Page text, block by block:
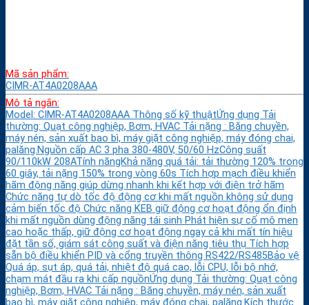
Mã sản phẩm:
CIMR-AT4A0208AAA
Mô tả ngắn:
Model: CIMR-AT4A0208AAA Thông số kỹ thuậtỨng dụng Tải
thường: Quạt công nghiệp, Bơm, HVAC Tải nặng : Băng chuyền,
máy nén, sản xuất bao bì, máy giặt công nghiệp, máy đóng chai,
palăng.Nguồn cấp AC 3 pha 380-480V, 50/60 HzCông suất
90/110kW 208ATính năngKhả năng quá tải: tải thường 120% trong
60 giây, tải nặng 150% trong vòng 60s Tích hợp mạch điều khiển
hãm động năng giúp dừng nhanh khi kết hợp với điện trở hãm
Chức năng tự dò tốc độ động cơ khi mất nguồn không sử dụng
cảm biến tốc độ Chức năng KEB giữ động cơ hoạt động ổn định
khi mất nguồn dùng động năng tái sinh Phát hiện sự cố mô men
cao hoặc thấp, giữ động cơ hoạt động ngay cả khi mất tín hiệu
đặt tần số, giám sát công suất và điện năng tiêu thụ Tích hợp
sẵn bộ điều khiển PID và cổng truyền thông RS422/RS485Bảo vệ
Quá áp, sụt áp, quá tải, nhiệt độ quá cao, lỗi CPU, lỗi bộ nhớ,
chạm mát đầu ra khi cấp nguồnỨng dụng Tải thường: Quạt công
nghiệp, Bơm, HVAC Tải nặng : Băng chuyền, máy nén, sản xuất
bao bì, máy giặt công nghiệp, máy đóng chai, palăng.Kích thước